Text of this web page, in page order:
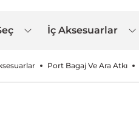
İç Aksesuarlar
Port Bagaj Ve Ara Atkı